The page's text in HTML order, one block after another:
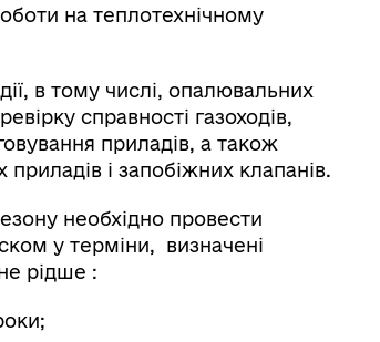
на теплотехнічному
в тому числі, опалювальних
справності газоходів,
приладів, а також
і запобіжних клапанів.
необхідно провести
у терміни, визначені
рідше :